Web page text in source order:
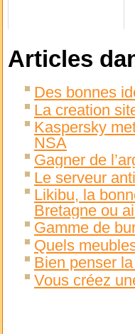
Articles
Des bonnes
La creation
Kaspersky
NSA
Gagner de
Le serveur
Likibu, la
Bretagne ou
Gamme de
Quels
Bien penser
Vous créez